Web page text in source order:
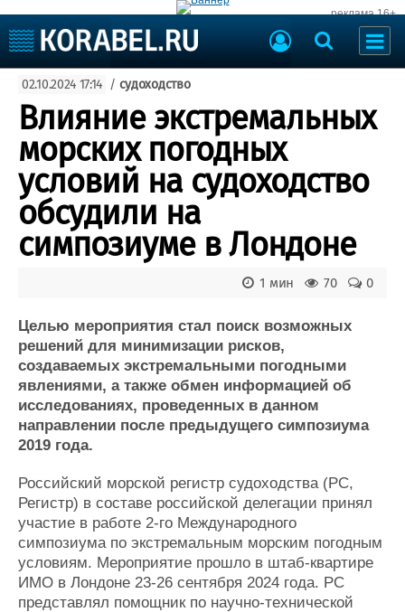
реклама 16+
Судоходство
Судоремонт
События
Порты
Рыболовство
ВМФ
Образование
Яхты и катера
Еще
Компании
Репутация
Работа
Журнал
Реклама
Доска объявлений
Оборудование
Изделия
Материалы
Конференции
Выставки и семинары
Личности
Словарь
Флот
Галерея флота
Форум
Отзывы
Все службы
02.10.2024 17:14 / судоходство
Влияние экстремальных
морских погодных
условий на судоходство
обсудили на
симпозиуме в Лондоне
0
70
1 мин
Целью мероприятия стал поиск возможных
решений для минимизации рисков,
создаваемых экстремальными погодными
явлениями, а также обмен информацией об
исследованиях, проведенных в данном
направлении после предыдущего симпозиума
2019 года.
Российский морской регистр судоходства (РС,
Регистр) в составе российской делегации принял
участие в работе 2-го Международного
симпозиума по экстремальным морским погодным
условиям. Мероприятие прошло в штаб-квартире
ИМО в Лондоне 23-26 сентября 2024 года. РС
представлял помощник по научно-технической